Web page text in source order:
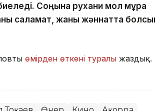
Соңына рухани мол мұра
саламат, жаны жәннатта
өмірден өткені туралы жаздық.